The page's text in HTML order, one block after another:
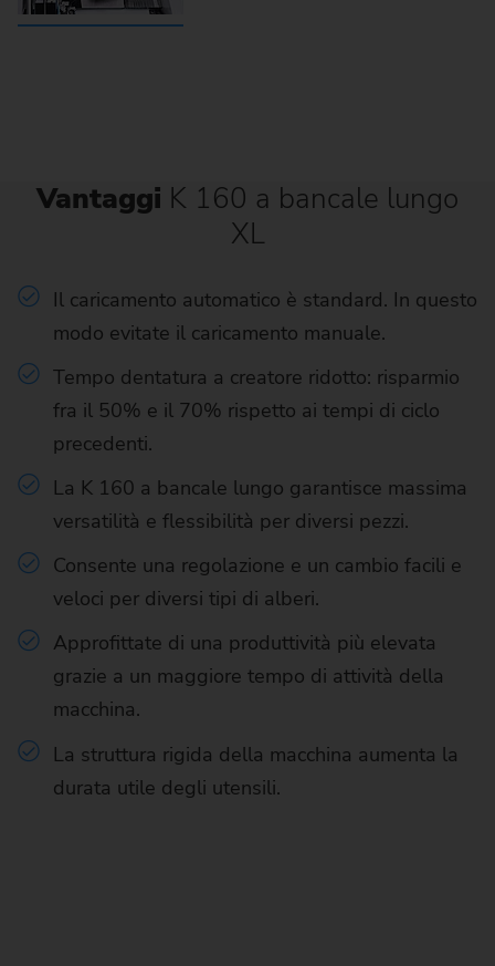
Vantaggi K 160 a bancale lungo
XL
Il caricamento automatico è standard. In questo
modo evitate il caricamento manuale.
Tempo dentatura a creatore ridotto: risparmio
fra il 50% e il 70% rispetto ai tempi di ciclo
precedenti.
La K 160 a bancale lungo garantisce massima
versatilità e flessibilità per diversi pezzi.
Consente una regolazione e un cambio facili e
veloci per diversi tipi di alberi.
Approfittate di una produttività più elevata
grazie a un maggiore tempo di attività della
macchina.
La struttura rigida della macchina aumenta la
durata utile degli utensili.